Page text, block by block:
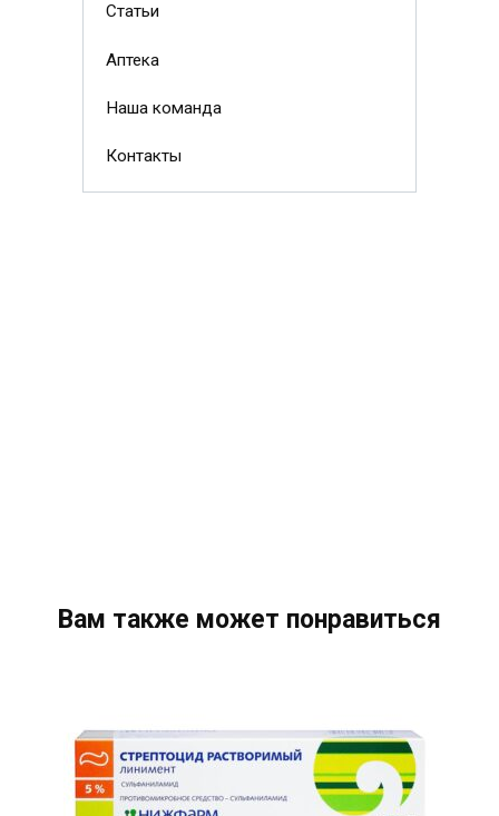
Статьи
Аптека
Наша команда
Контакты
Вам также может понравиться